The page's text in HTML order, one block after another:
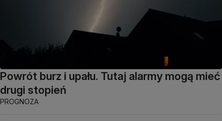
Powrót burz i upału. Tutaj alarmy mogą mieć
drugi stopień
PROGNOZA